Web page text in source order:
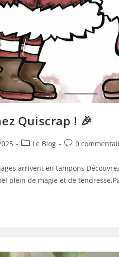
Quiscrap ! 🎉
PostLe Blog
Commentaires
publication :
0
arrivent en tampons
plein de magie et de